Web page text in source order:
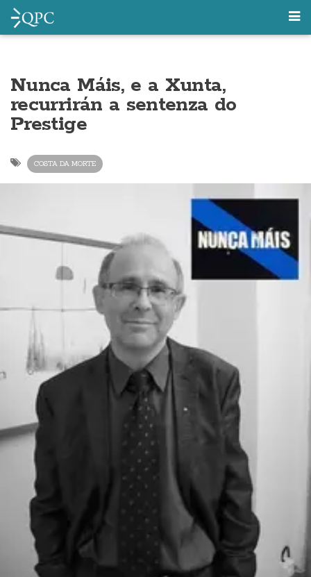
Nunca Máis, e a Xunta,
recurrirán a sentenza do
Prestige
COSTA DA MORTE